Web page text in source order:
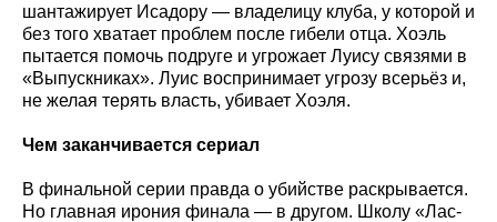
шантажирует Исадору — владелицу клуба, у которой и
без того хватает проблем после гибели отца. Хоэль
пытается помочь подруге и угрожает Луису связями в
«Выпускниках». Луис воспринимает угрозу всерьёз и,
не желая терять власть, убивает Хоэля.
Чем заканчивается сериал
В финальной серии правда о убийстве раскрывается.
Но главная ирония финала — в другом. Школу «Лас-